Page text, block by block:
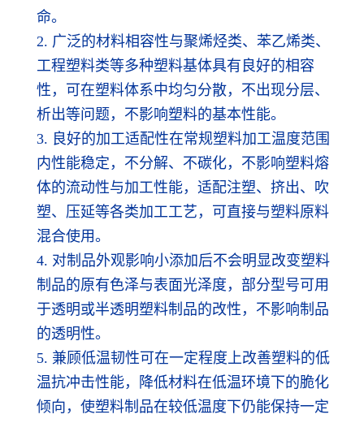
命。
2. 广泛的材料相容性与聚烯烃类、苯乙烯类、
工程塑料类等多种塑料基体具有良好的相容
性，可在塑料体系中均匀分散，不出现分层、
析出等问题，不影响塑料的基本性能。
3. 良好的加工适配性在常规塑料加工温度范围
内性能稳定，不分解、不碳化，不影响塑料熔
体的流动性与加工性能，适配注塑、挤出、吹
塑、压延等各类加工工艺，可直接与塑料原料
混合使用。
4. 对制品外观影响小添加后不会明显改变塑料
制品的原有色泽与表面光泽度，部分型号可用
于透明或半透明塑料制品的改性，不影响制品
的透明性。
5. 兼顾低温韧性可在一定程度上改善塑料的低
温抗冲击性能，降低材料在低温环境下的脆化
倾向，使塑料制品在较低温度下仍能保持一定